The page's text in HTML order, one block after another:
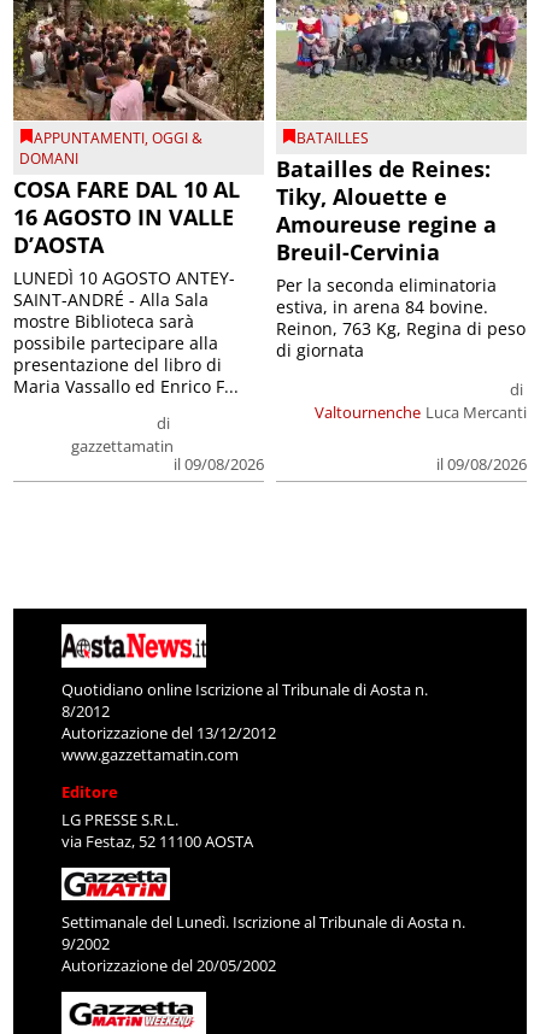
APPUNTAMENTI,OGGI &
DOMANI
COSA FARE DAL 10 AL
16 AGOSTO IN VALLE
D’AOSTA
di
gazzettamatin
il 09/08/2026
LUNEDÌ 10 AGOSTO ANTEY-
SAINT-ANDRÉ - Alla Sala
mostre Biblioteca sarà
possibile partecipare alla
presentazione del libro di
Maria Vassallo ed Enrico F...
BATAILLES
Batailles de Reines:
Tiky, Alouette e
Amoureuse regine a
Breuil-Cervinia
Valtournenche
di
Luca Mercanti
il 09/08/2026
Per la seconda eliminatoria
estiva, in arena 84 bovine.
Reinon, 763 Kg, Regina di peso
di giornata
Quotidiano online Iscrizione al Tribunale di Aosta n.
8/2012
Autorizzazione del 13/12/2012
www.gazzettamatin.com
Editore
LG PRESSE S.R.L.
via Festaz, 52 11100 AOSTA
Settimanale del Lunedì. Iscrizione al Tribunale di Aosta n.
9/2002
Autorizzazione del 20/05/2002